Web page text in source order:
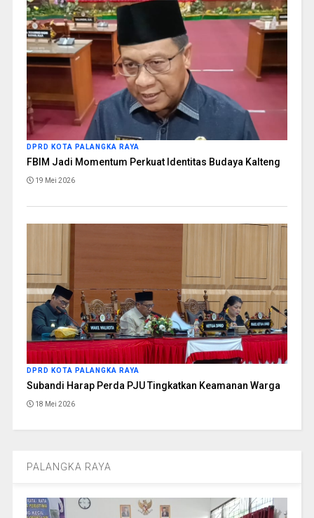
DPRD KOTA PALANGKA RAYA
FBIM Jadi Momentum Perkuat Identitas Budaya Kalteng
19 Mei 2026
DPRD KOTA PALANGKA RAYA
Subandi Harap Perda PJU Tingkatkan Keamanan Warga
18 Mei 2026
PALANGKA RAYA